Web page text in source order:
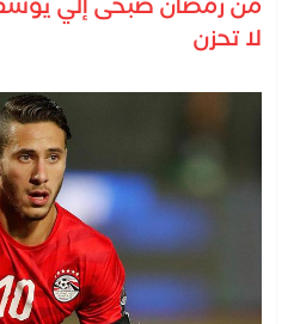
من رمضان صبحى إلي
لا تحزن